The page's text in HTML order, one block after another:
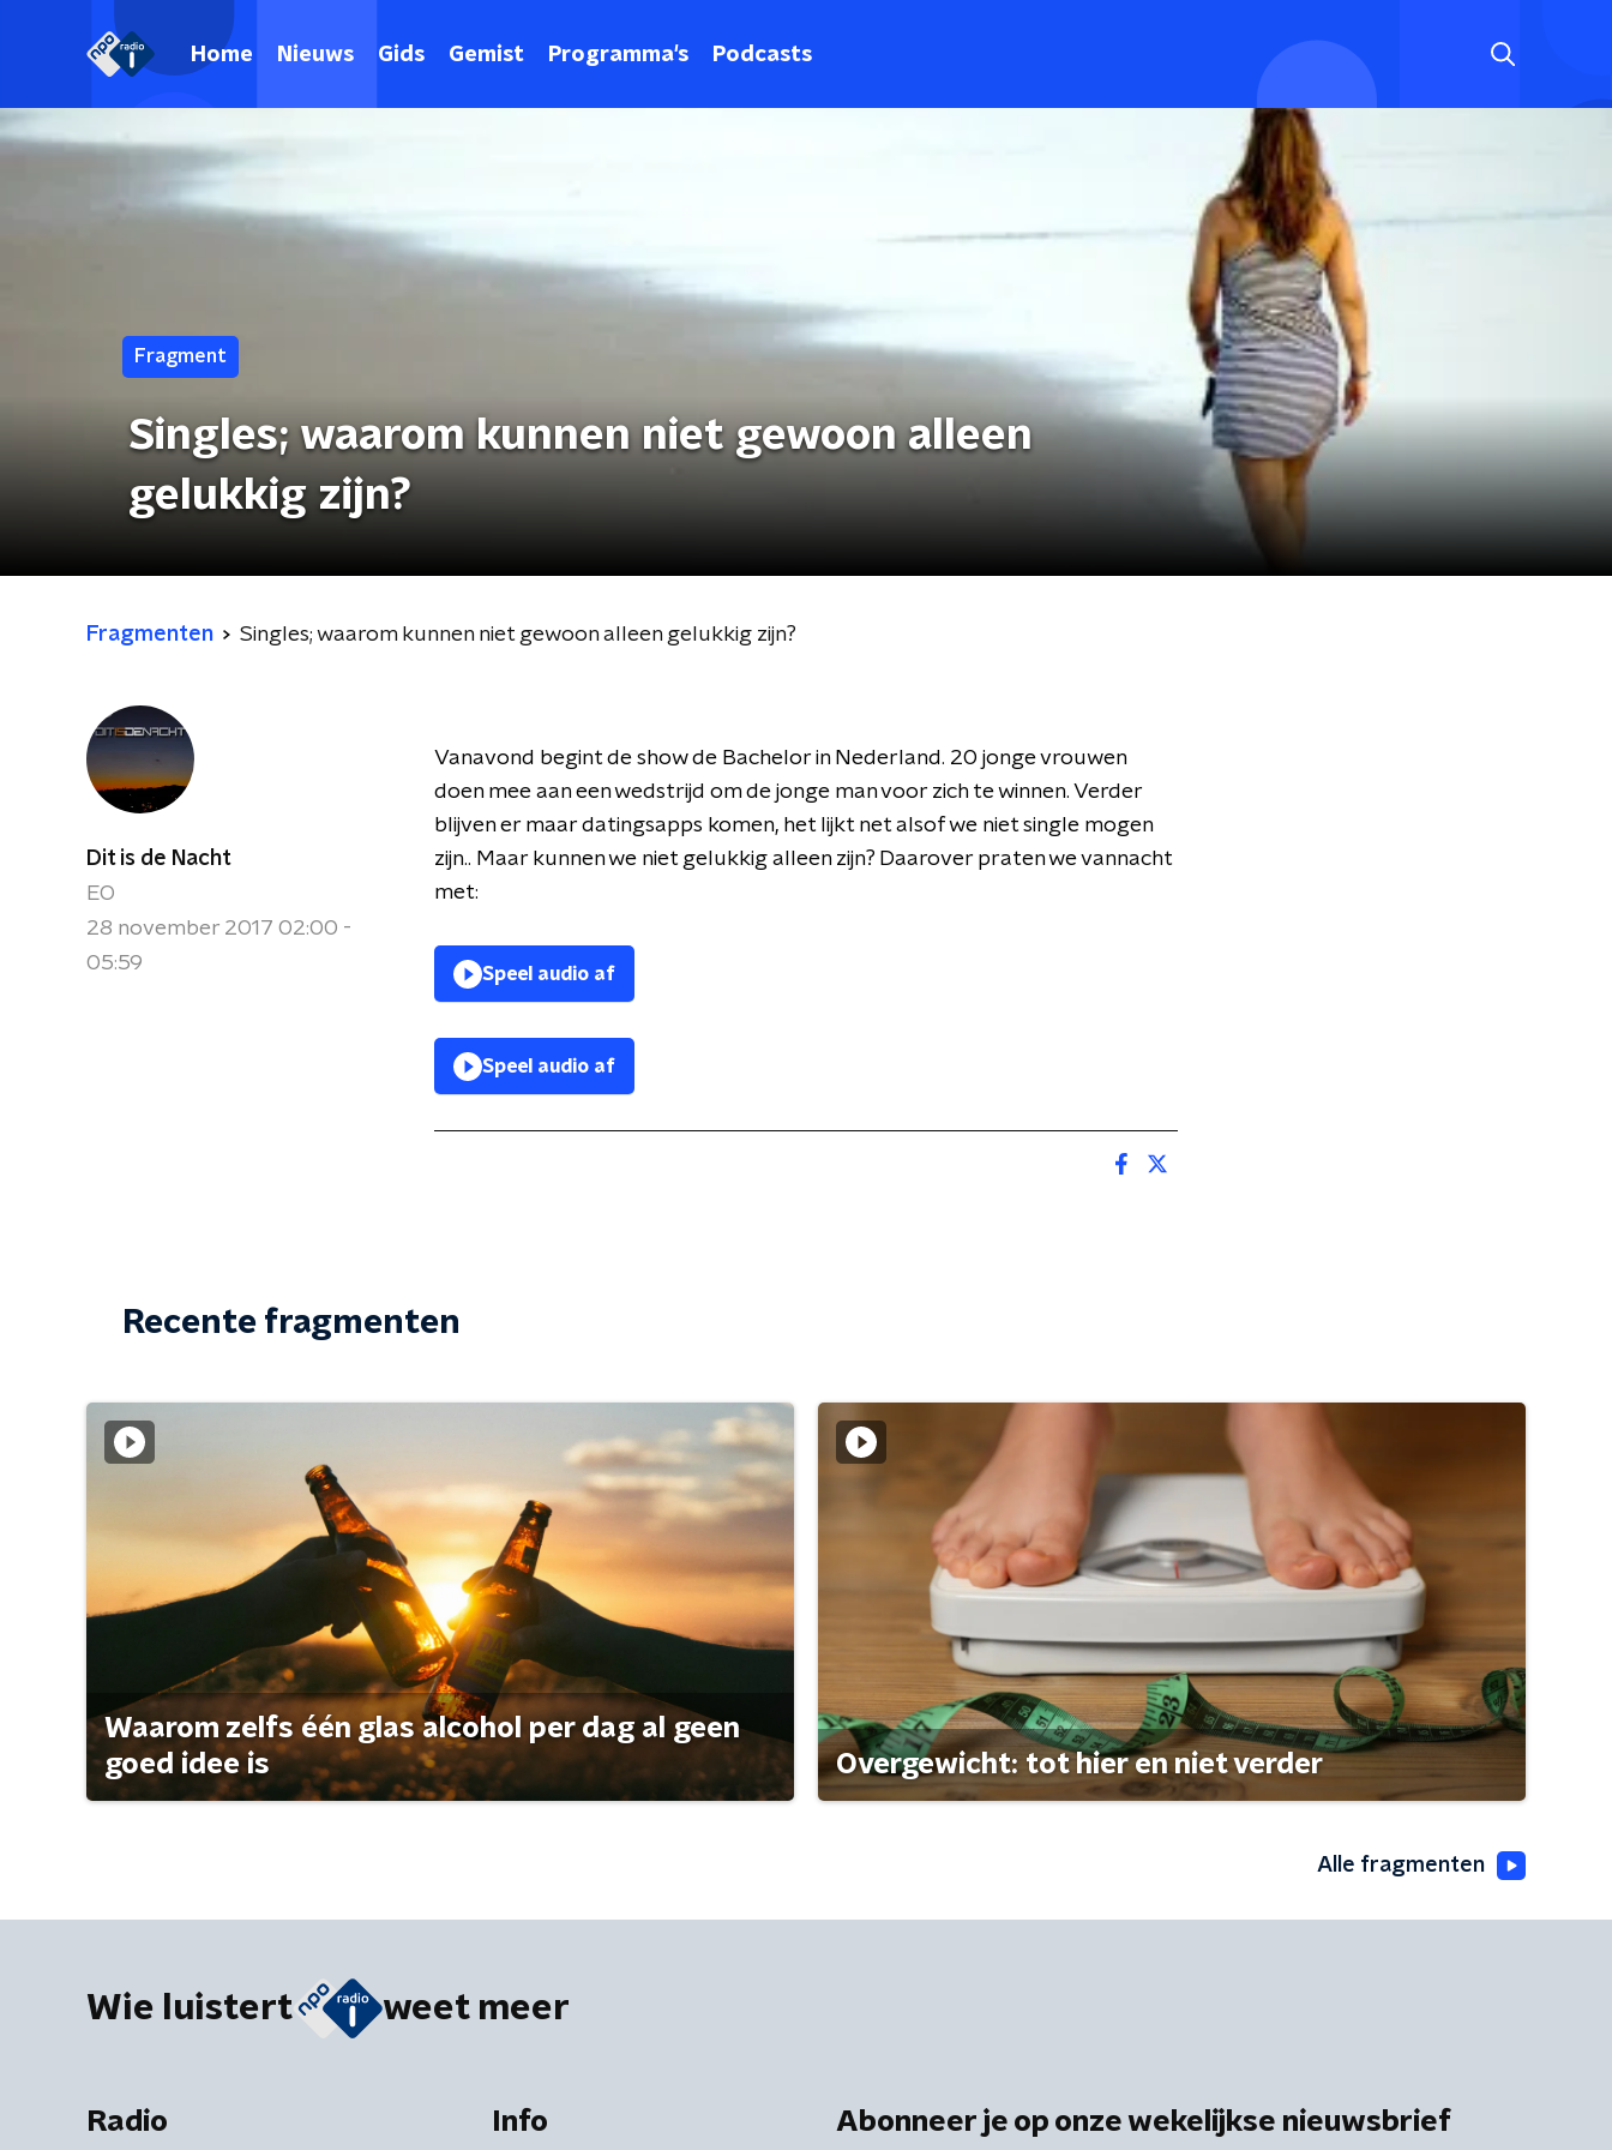
Home Nieuws Gids Gemist Programma's Podcasts
Fragment
Singles; waarom kunnen niet gewoon alleen
gelukkig zijn?
Fragmenten Singles; waarom kunnen niet gewoon alleen gelukkig zijn?
Dit is de Nacht
EO
28 november 2017 02:00 -
05:59
Vanavond begint de show de Bachelor in Nederland. 20 jonge vrouwen
doen mee aan een wedstrijd om de jonge man voor zich te winnen. Verder
blijven er maar datingsapps komen, het lijkt net alsof we niet single mogen
zijn.. Maar kunnen we niet gelukkig alleen zijn? Daarover praten we vannacht
met:
Speel audio af
Speel audio af
Recente fragmenten
Waarom zelfs één glas alcohol per dag al geen
goed idee is
Overgewicht: tot hier en niet verder
Alle fragmenten
Wie luistert weet meer
Radio Info Abonneer je op onze wekelijkse nieuwsbrief